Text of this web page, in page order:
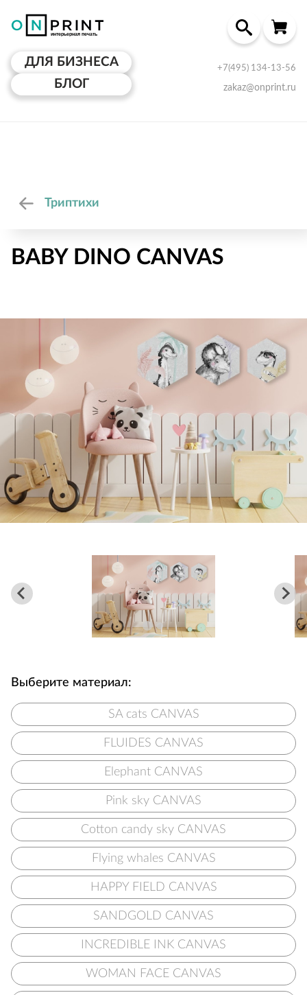
ДЛЯ БИЗНЕСА
БЛОГ
+7(495) 134-13-56
zakaz@onprint.ru
Триптихи
BABY DINO CANVAS
Выберите материал:
SA cats CANVAS
FLUIDES CANVAS
Elephant CANVAS
Pink sky CANVAS
Cotton candy sky CANVAS
Flying whales CANVAS
HAPPY FIELD CANVAS
SANDGOLD CANVAS
INCREDIBLE INK CANVAS
WOMAN FACE CANVAS